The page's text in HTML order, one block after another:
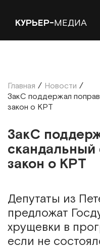
КУРЬЕР-МЕДИА
Главная / Новости /
ЗакС поддержал
закон о КРТ
ЗакС
закон о КРТ
Депутаты из
предложат
хрущевки в
если не